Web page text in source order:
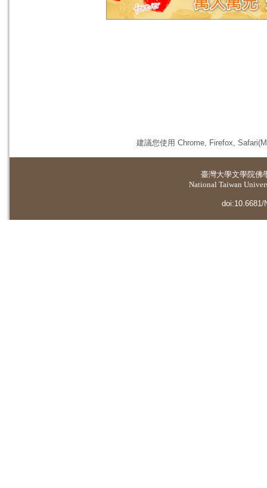
建議您使用 Chrome, Firefox,
臺灣大學文學院佛
National Taiwan
doi:10.6681/